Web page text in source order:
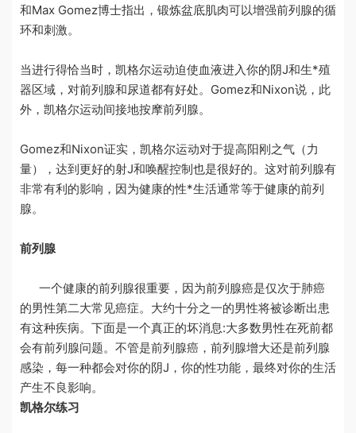
和Max Gomez博士指出，锻炼盆底肌肉可以增强前列腺的循
环和刺激。
当进行得恰当时，凯格尔运动迫使血液进入你的阴J和生*殖
器区域，对前列腺和尿道都有好处。 Gomez和Nixon说，此
外， 凯格尔运动间接地按摩前列腺。
Gomez和Nixon证实，凯格尔运动对于提高阳刚之气（力
量），达到更好的射J和唤醒控制也是很好的。这对前列腺有
非常有利的影响，因为健康的性*生活通常等于健康的前列
腺。
前列腺
一个健康的前列腺很重要，因为前列腺癌是仅次于肺癌
的男性第二大常见癌症。大约十分之一的男性将被诊断出患
有这种疾病。下面是一个真正的坏消息:大多数男性在死前都
会有前列腺问题。不管是前列腺癌，前列腺增大还是前列腺
感染，每一种都会对你的阴J，你的性功能，最终对你的生活
产生不良影响。
凯格尔练习